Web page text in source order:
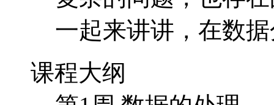
一起来讲讲，在数
课程大纲